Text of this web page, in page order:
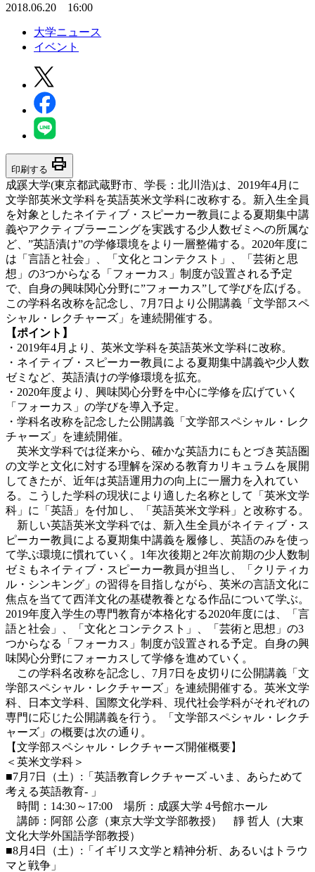
2018.06.20 16:00
大学ニュース
イベント
印刷する print
成蹊大学(東京都武蔵野市、学長：北川浩)は、2019年4月に
文学部英米文学科を英語英米文学科に改称する。新入生全員
を対象としたネイティブ・スピーカー教員による夏期集中講
義やアクティブラーニングを実践する少人数ゼミへの所属な
ど、”英語漬け”の学修環境をより一層整備する。2020年度に
は「言語と社会」、「文化とコンテクスト」、「芸術と思
想」の3つからなる「フォーカス」制度が設置される予定
で、自身の興味関心分野に”フォーカス”して学びを広げる。
この学科名改称を記念し、7月7日より公開講義「文学部スペ
シャル・レクチャーズ」を連続開催する。
【ポイント】
・2019年4月より、英米文学科を英語英米文学科に改称。
・ネイティブ・スピーカー教員による夏期集中講義や少人数
ゼミなど、英語漬けの学修環境を拡充。
・2020年度より、興味関心分野を中心に学修を広げていく
「フォーカス」の学びを導入予定。
・学科名改称を記念した公開講義「文学部スペシャル・レク
チャーズ」を連続開催。
英米文学科では従来から、確かな英語力にもとづき英語圏
の文学と文化に対する理解を深める教育カリキュラムを展開
してきたが、近年は英語運用力の向上に一層力を入れてい
る。こうした学科の現状により適した名称として「英米文学
科」に「英語」を付加し、「英語英米文学科」と改称する。
新しい英語英米文学科では、新入生全員がネイティブ・ス
ピーカー教員による夏期集中講義を履修し、英語のみを使っ
て学ぶ環境に慣れていく。1年次後期と2年次前期の少人数制
ゼミもネイティブ・スピーカー教員が担当し、「クリティカ
ル・シンキング」の習得を目指しながら、英米の言語文化に
焦点を当てて西洋文化の基礎教養となる作品について学ぶ。
2019年度入学生の専門教育が本格化する2020年度には、「言
語と社会」、「文化とコンテクスト」、「芸術と思想」の3
つからなる「フォーカス」制度が設置される予定。自身の興
味関心分野にフォーカスして学修を進めていく。
この学科名改称を記念し、7月7日を皮切りに公開講義「文
学部スペシャル・レクチャーズ」を連続開催する。英米文学
科、日本文学科、国際文化学科、現代社会学科がそれぞれの
専門に応じた公開講義を行う。「文学部スペシャル・レクチ
ャーズ」の概要は次の通り。
【文学部スペシャル・レクチャーズ開催概要】
＜英米文学科＞
■7月7日（土）:「英語教育レクチャーズ -いま、あらためて
考える英語教育- 」
時間：14:30～17:00 場所：成蹊大学 4号館ホール
講師：阿部 公彦（東京大学文学部教授） 靜 哲人（大東
文化大学外国語学部教授）
■8月4日（土）:「イギリス文学と精神分析、あるいはトラウ
マと戦争」